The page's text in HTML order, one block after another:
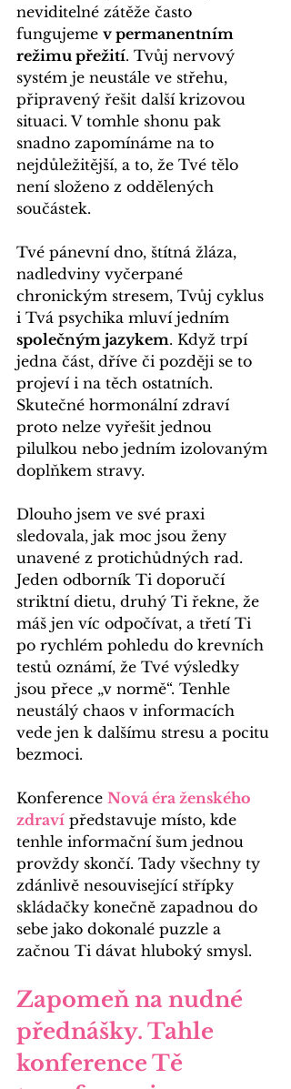
neviditelné zátěže často
fungujeme v permanentním
režimu přežití. Tvůj nervový
systém je neustále ve střehu,
připravený řešit další krizovou
situaci. V tomhle shonu pak
snadno zapomínáme na to
nejdůležitější, a to, že Tvé tělo
není složeno z oddělených
součástek.
Tvé pánevní dno, štítná žláza,
nadledviny vyčerpané
chronickým stresem, Tvůj cyklus
i Tvá psychika mluví jedním
společným jazykem. Když trpí
jedna část, dříve či později se to
projeví i na těch ostatních.
Skutečné hormonální zdraví
proto nelze vyřešit jednou
pilulkou nebo jedním izolovaným
doplňkem stravy.
Dlouho jsem ve své praxi
sledovala, jak moc jsou ženy
unavené z protichůdných rad.
Jeden odborník Ti doporučí
striktní dietu, druhý Ti řekne, že
máš jen víc odpočívat, a třetí Ti
po rychlém pohledu do krevních
testů oznámí, že Tvé výsledky
jsou přece „v normě“. Tenhle
neustálý chaos v informacích
vede jen k dalšímu stresu a pocitu
bezmoci.
Konference Nová éra ženského
zdraví představuje místo, kde
tenhle informační šum jednou
provždy skončí. Tady všechny ty
zdánlivě nesouvisející střípky
skládačky konečně zapadnou do
sebe jako dokonalé puzzle a
začnou Ti dávat hluboký smysl.
Zapomeň na nudné
přednášky. Tahle
konference Tě